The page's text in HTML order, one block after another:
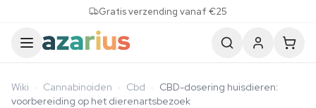
Gratis verzending vanaf €25
Wiki · Cannabinoiden · Cbd · CBD-dosering huisdieren:
voorbereiding op het dierenartsbezoek